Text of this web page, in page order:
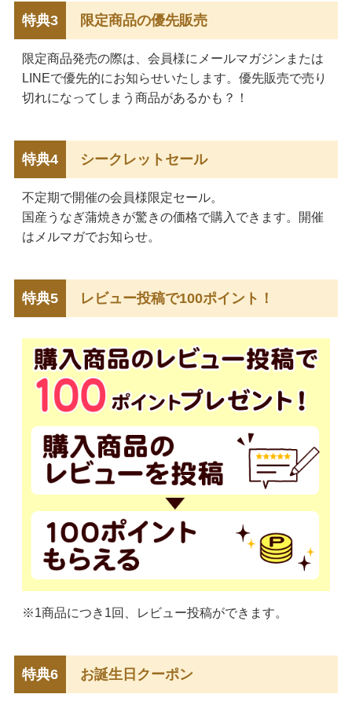
特典3 限定商品の優先販売
限定商品発売の際は、会員様にメールマガジンまたは
LINEで優先的にお知らせいたします。優先販売で売り
切れになってしまう商品があるかも？！
特典4 シークレットセール
不定期で開催の会員様限定セール。
国産うなぎ蒲焼きが驚きの価格で購入できます。開催
はメルマガでお知らせ。
特典5 レビュー投稿で100ポイント！
※1商品につき1回、レビュー投稿ができます。
特典6 お誕生日クーポン